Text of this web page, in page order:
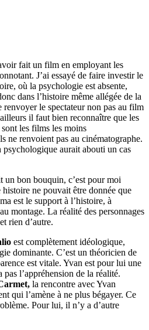
fait un film en employant les
J’ai essayé de faire investir le
où la psychologie est absente,
dans l’histoire même allégée de la
le spectateur non pas au film
il faut bien reconnaître que les
les films les moins
ne renvoient pas au cinématographe.
aurait abouti un cas
un bon bouquin, c’est pour moi
ne pouvait être donnée que
est le support à l’histoire, à
montage. La réalité des personnages
rien d’autre.
est complètement idéologique,
dominante. C’est un théoricien de
est vitale. Yvan est pour lui une
l’appréhension de la réalité.
la rencontre avec Yvan
qui l’amène à ne plus bégayer. Ce
Pour lui, il n’y a d’autre